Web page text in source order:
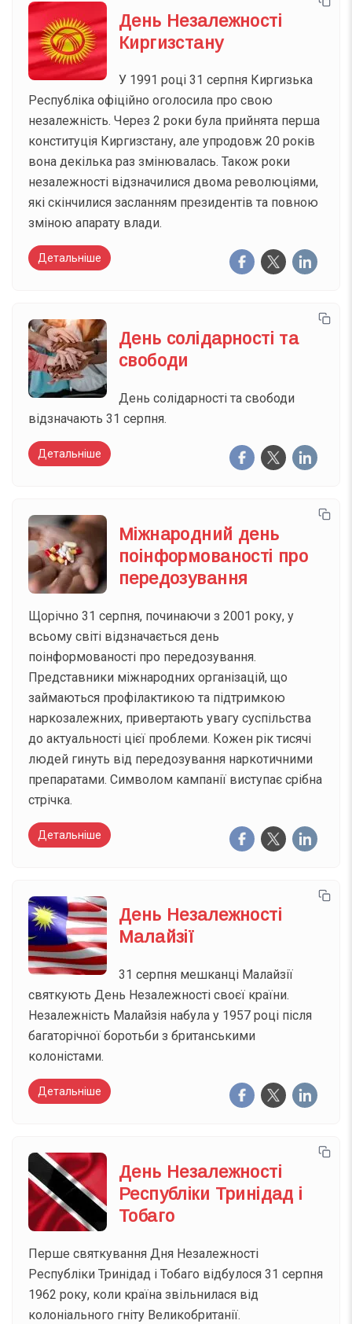
День Незалежності
Киргизстану
У 1991 році 31 серпня Киргизька
Республіка офіційно оголосила про свою
незалежність. Через 2 роки була прийнята перша
конституція Киргизстану, але упродовж 20 років
вона декілька раз змінювалась. Також роки
незалежності відзначилися двома революціями,
які скінчилися засланням президентів та повною
зміною апарату влади.
Детальніше
День солідарності та
свободи
День солідарності та свободи
відзначають 31 серпня.
Детальніше
Міжнародний день
поінформованості про
передозування
Щорічно 31 серпня, починаючи з 2001 року, у
всьому світі відзначається день
поінформованості про передозування.
Представники міжнародних організацій, що
займаються профілактикою та підтримкою
наркозалежних, привертають увагу суспільства
до актуальності цієї проблеми. Кожен рік тисячі
людей гинуть від передозування наркотичними
препаратами. Символом кампанії виступає срібна
стрічка.
Детальніше
День Незалежності
Малайзії
31 серпня мешканці Малайзії
святкують День Незалежності своєї країни.
Незалежність Малайзія набула у 1957 році після
багаторічної боротьби з британськими
колоністами.
Детальніше
День Незалежності
Республіки Тринідад і
Тобаго
Перше святкування Дня Незалежності
Республіки Тринідад і Тобаго відбулося 31 серпня
1962 року, коли країна звільнилася від
колоніального гніту Великобританії.